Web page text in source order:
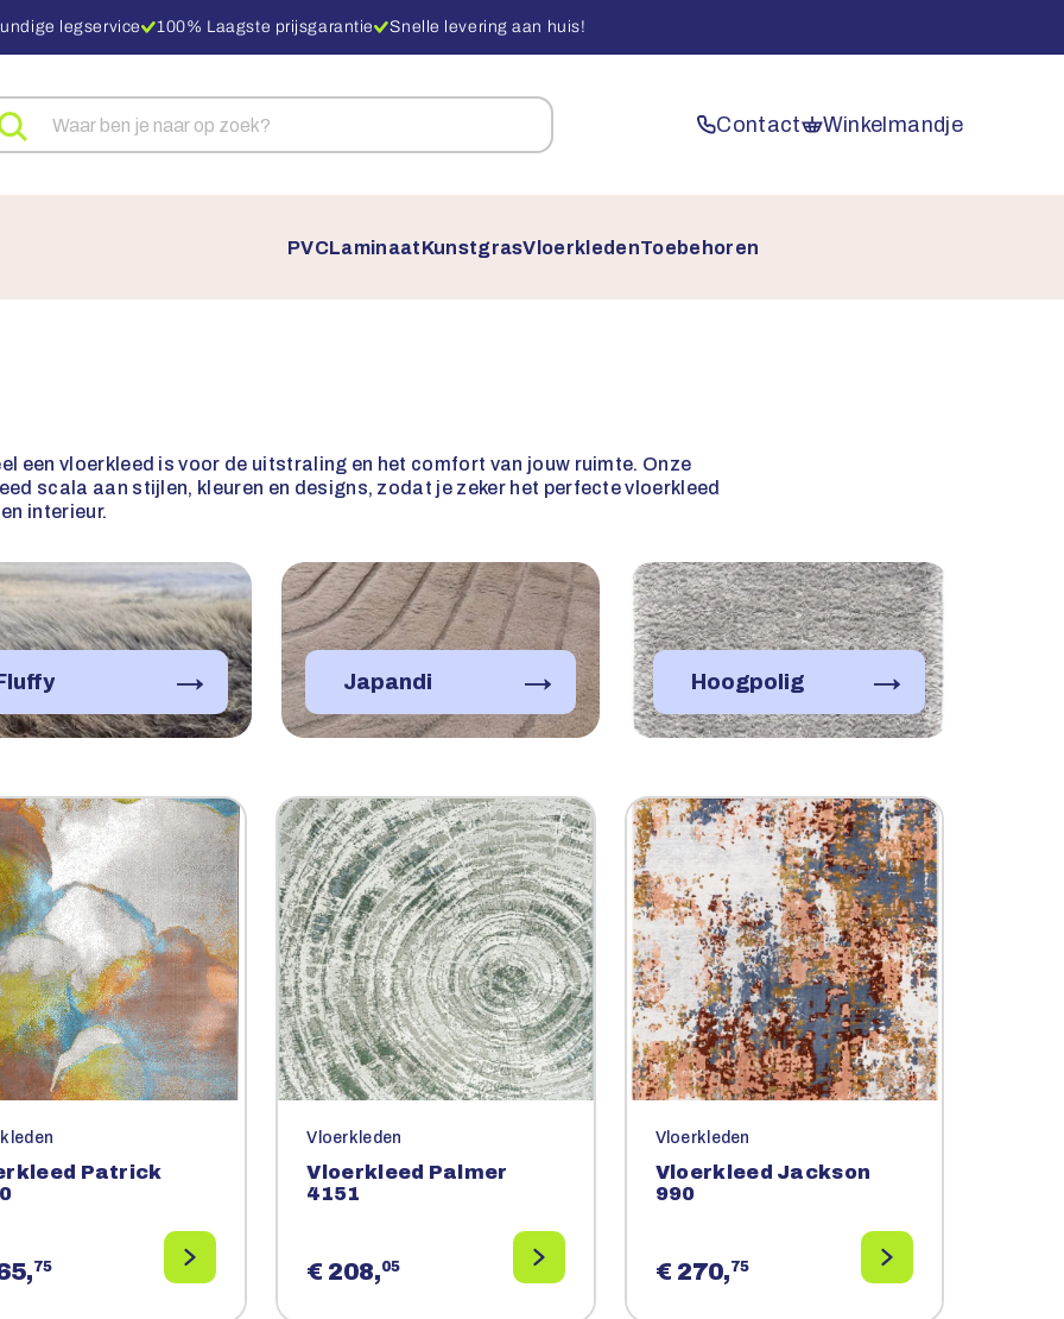
legservice 100% Laagste prijsgarantie Snelle levering aan huis!
Contact Winkelmandje
PVCLaminaatKunstgrasVloerkledenToebehoren
een vloerkleed is voor de uitstraling en het comfort van jouw ruimte. Onze
scala aan stijlen, kleuren en designs, zodat je zeker het perfecte vloerkleed
interieur.
→ Japandi → Hoogpolig →
Patrick
75
Vloerkleden
Vloerkleed Palmer
4151
€ 208,05
Vloerkleden
Vloerkleed Jackson
990
€ 270,75